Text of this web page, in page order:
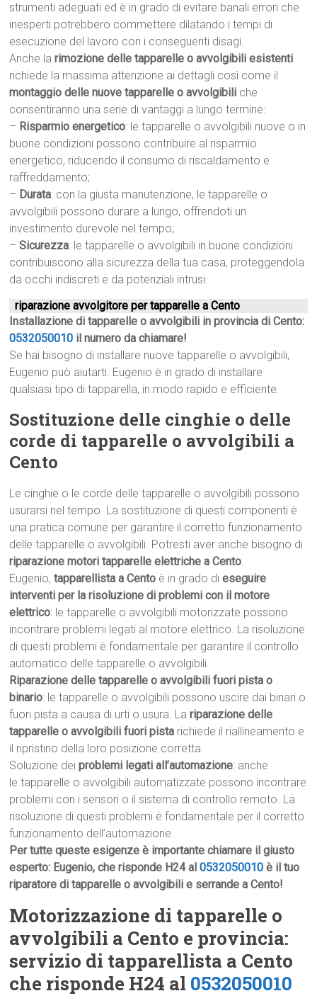
strumenti adeguati ed è in grado di evitare banali errori che
inesperti potrebbero commettere dilatando i tempi di
esecuzione del lavoro con i conseguenti disagi.
Anche larimozione delle tapparelle o avvolgibili esistenti
richiede la massima attenzione ai dettagli così come il
montaggio delle nuove tapparelle o avvolgibili che
consentiranno una serie di vantaggi a lungo termine:
– Risparmio energetico: le tapparelle o avvolgibili nuove o in
buone condizioni possono contribuire al risparmio
energetico, riducendo il consumo di riscaldamento e
raffreddamento;
– Durata: con la giusta manutenzione, le tapparelle o
avvolgibili possono durare a lungo, offrendoti un
investimento durevole nel tempo;
–Sicurezza: le tapparelle o avvolgibili in buone condizioni
contribuiscono alla sicurezza della tua casa, proteggendola
da occhi indiscreti e da potenziali intrusi.
riparazione avvolgitore per tapparelle a Cento
Installazione di tapparelle o avvolgibili in provincia di Cento:
0532050010 il numero da chiamare!
Se hai bisogno di installare nuove tapparelle o avvolgibili,
Eugenio può aiutarti. Eugenio è in grado di installare
qualsiasi tipo di tapparella, in modo rapido e efficiente.
Sostituzione delle cinghie o delle
corde di tapparelle o avvolgibili a
Cento
Le cinghie o le corde delle tapparelle o avvolgibili possono
usurarsi nel tempo. La sostituzione di questi componenti è
una pratica comune per garantire il corretto funzionamento
delle tapparelle o avvolgibili. Potresti aver anche bisogno di
riparazione motori tapparelle elettriche a Cento.
Eugenio,tapparellista a Cento è in grado di eseguire
interventi per la risoluzione di problemi con il motore
elettrico: le tapparelle o avvolgibili motorizzate possono
incontrare problemi legati al motore elettrico. La risoluzione
di questi problemi è fondamentale per garantire il controllo
automatico delle tapparelle o avvolgibili.
Riparazione delle tapparelle o avvolgibili fuori pista o
binario: le tapparelle o avvolgibili possono uscire dai binari o
fuori pista a causa di urti o usura. Lariparazione delle
tapparelle o avvolgibili fuori pista richiede il riallineamento e
il ripristino della loro posizione corretta.
Soluzione deiproblemi legati all’automazione: anche
le tapparelle o avvolgibili automatizzate possono incontrare
problemi con i sensori o il sistema di controllo remoto. La
risoluzione di questi problemi è fondamentale per il corretto
funzionamento dell’automazione.
Per tutte queste esigenze è importante chiamare il giusto
esperto: Eugenio, che risponde H24 al0532050010 è il tuo
riparatore di tapparelle o avvolgibili e serrande a Cento!
Motorizzazione di tapparelle o
avvolgibili a Cento e provincia:
servizio di tapparellista a Cento
che risponde H24 al 0532050010